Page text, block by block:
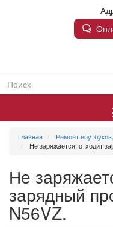
Пошукова
Поиск
меню
Главная Ремонт
Не заряжается, отходит
Не
зарядный
N56VZ.